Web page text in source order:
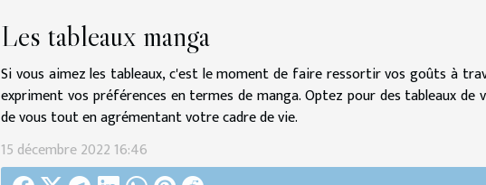
Les tableaux manga
Si vous aimez les tableaux, c'est le moment de faire ressortir vos goûts à
expriment vos préférences en termes de manga. Optez pour des tableaux de
de vous tout en agrémentant votre cadre de vie.
15 décembre 2022 16:46